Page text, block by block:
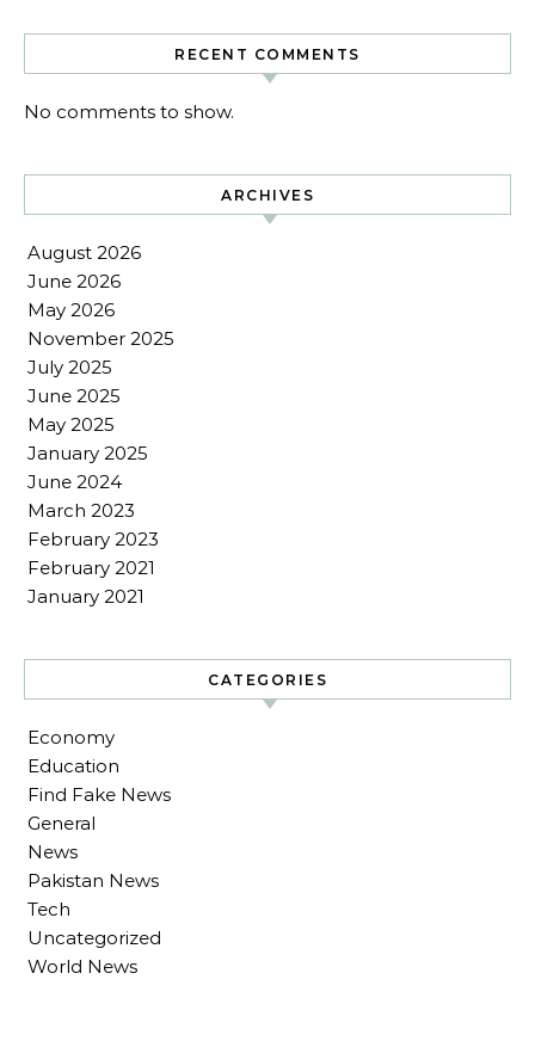
RECENT COMMENTS
No comments to show.
ARCHIVES
August 2026
June 2026
May 2026
November 2025
July 2025
June 2025
May 2025
January 2025
June 2024
March 2023
February 2023
February 2021
January 2021
CATEGORIES
Economy
Education
Find Fake News
General
News
Pakistan News
Tech
Uncategorized
World News